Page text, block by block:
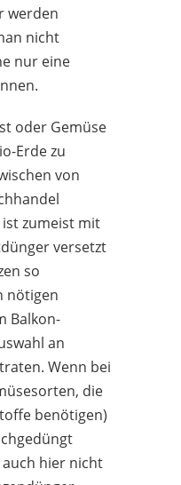
werden
nicht
nur eine
oder Gemüse
Erde zu
von
zumeist mit
versetzt
so
nötigen
Balkon-
an
Wenn bei
die
benötigen)
hier nicht